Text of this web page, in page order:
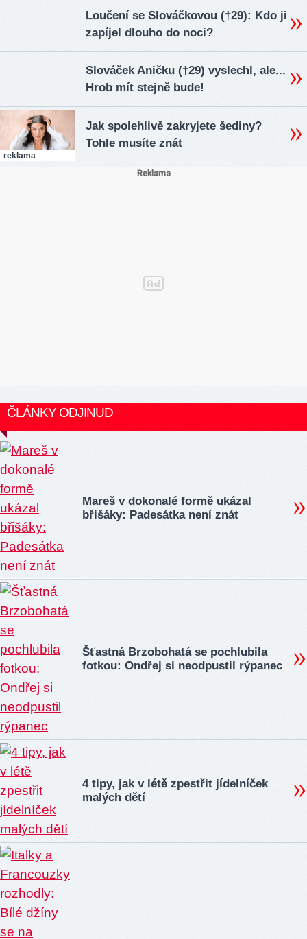
Loučení se Slováčkovou (†29): Kdo ji
zapíjel dlouho do noci?
Slováček Aničku (†29) vyslechl, ale...
Hrob mít stejně bude!
reklama
Jak spolehlivě zakryjete šediny?
Tohle musíte znát
ČLÁNKY ODJINUD
Mareš v dokonalé formě ukázal
břišáky: Padesátka není znát
Šťastná Brzobohatá se pochlubila
fotkou: Ondřej si neodpustil rýpanec
4 tipy, jak v létě zpestřit jídelníček
malých dětí